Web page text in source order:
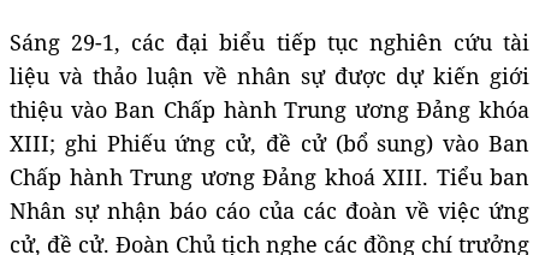
Sáng 29-1, các đại biểu tiếp tục nghiên cứu tài
liệu và thảo luận về nhân sự được dự kiến giới
thiệu vào Ban Chấp hành Trung ương Đảng khóa
XIII; ghi Phiếu ứng cử, đề cử (bổ sung) vào Ban
Chấp hành Trung ương Đảng khoá XIII. Tiểu ban
Nhân sự nhận báo cáo của các đoàn về việc ứng
cử, đề cử. Đoàn Chủ tịch nghe các đồng chí trưởng